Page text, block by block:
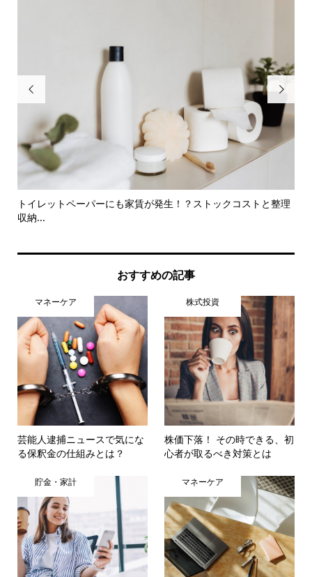

トイレットペーパーにも家賃が発生！？ストックコストと整理
収納...

おすすめの記事
マネーケア
芸能人逮捕ニュースで気にな
る保釈金の仕組みとは？
株式投資
株価下落！ その時できる、初
心者が取るべき対策とは
貯金・家計 マネーケア